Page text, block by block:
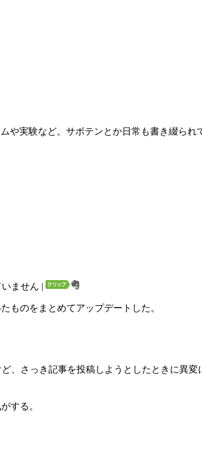
や実験など。サボテンとか日常も書き綴られ
ません |
ものをまとめてアップデートした。
、さっき記事を投稿しようとしたときに異変
する。